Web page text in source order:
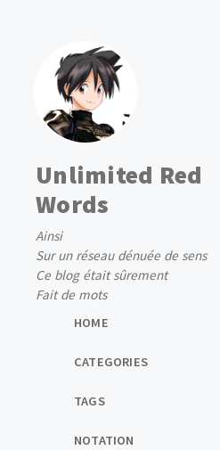
Unlimited Red
Words
Ainsi
Sur un réseau dénuée de sens
Ce blog était sûrement
Fait de mots
HOME
CATEGORIES
TAGS
NOTATION